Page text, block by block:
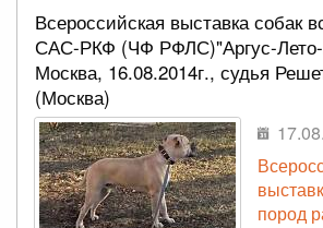
Всероссийская выставка собак
САС-РКФ (ЧФ РФЛС)"Аргус-Лето-
Москва, 16.08.2014г., судья
(Москва)
пород